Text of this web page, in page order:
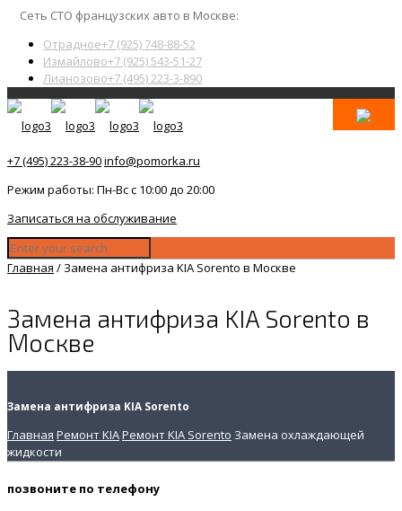
Сеть СТО французских авто в Москве:
Отрадное+7 (925) 748-88-52
Измайлово+7 (925) 543-51-27
Лианозово+7 (495) 223-3-890
+7 (495) 223-38-90info@pomorka.ru
Режим работы: Пн-Вс с 10:00 до 20:00
Записаться на обслуживание
Главная / Замена антифриза KIA Sorento в Москве
Замена антифриза KIA Sorento в
Москве
Замена антифриза KIA Sorento
Главная Ремонт KIAРемонт KIA Sorento Замена охлаждающей
жидкости
позвоните по телефону